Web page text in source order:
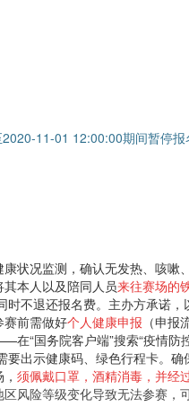
11-01 12:00:00期间暂停报
状况监测，确认无发热、咳嗽
本人以及陪同人员来往赛场的
时不退还报名费。主办方承诺
前需做好个人健康申报 （申
“国务院客户端”搜索“疫情
要出示健康码、绿色行程卡。
须佩戴口罩，酒精消毒，并经
风险等级变化导致无法参赛，